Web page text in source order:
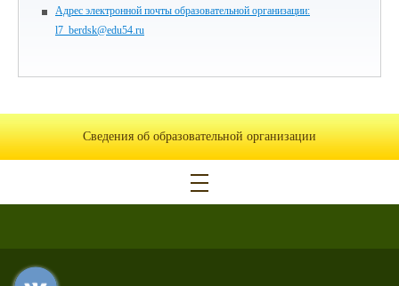
Адрес электронной почты образовательной организации:
l7_berdsk@edu54.ru
Сведения об образовательной организации